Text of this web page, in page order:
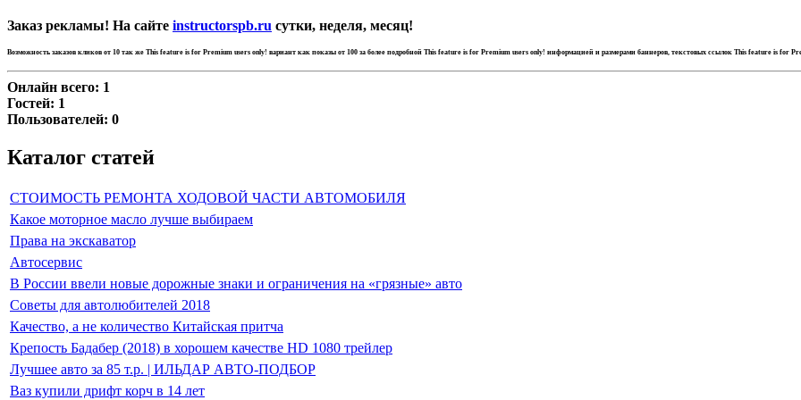
Заказ рекламы! На сайте instructorspb.ru сутки, неделя, месяц!
Возможность заказов кликов от 10 так же This feature is for Premium users only! вариант как показы от 100 за более подробной This feature is for Premium users only! информацией и размерами баннеров, текстовых ссылок This feature is for
Онлайн всего: 1
Гостей: 1
Пользователей: 0
Каталог статей
СТОИМОСТЬ РЕМОНТА ХОДОВОЙ ЧАСТИ АВТОМОБИЛЯ
Какое моторное масло лучше выбираем
Права на экскаватор
Автосервис
В России ввели новые дорожные знаки и ограничения на «грязные» авто
Советы для автолюбителей 2018
Качество, а не количество Китайская притча
Крепость Бадабер (2018) в хорошем качестве HD 1080 трейлер
Лучшее авто за 85 т.р. | ИЛЬДАР АВТО-ПОДБОР
Ваз купили дрифт корч в 14 лет